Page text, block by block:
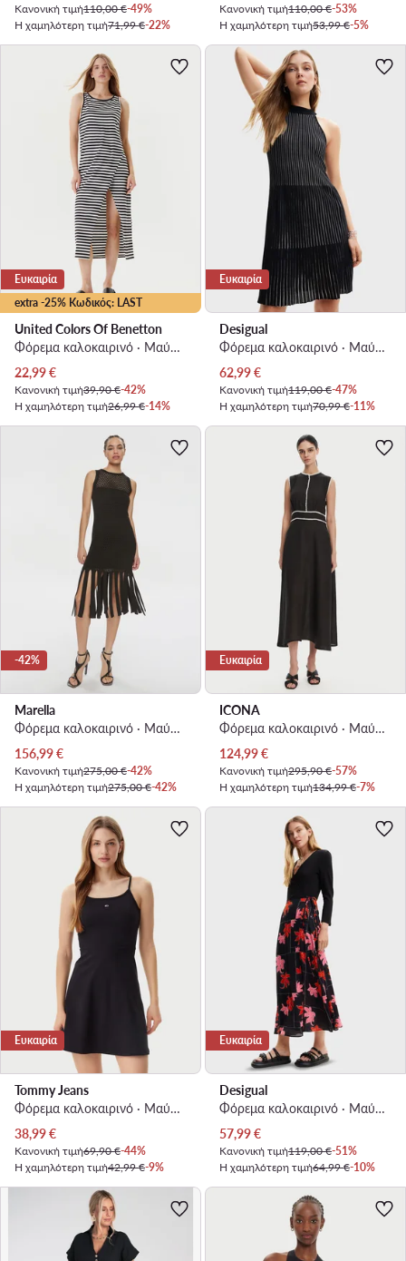
Κανονική τιμή110,00 €-49%
Η χαμηλότερη τιμή71,99 €-22%
Κανονική τιμή110,00 €-53%
Η χαμηλότερη τιμή53,99 €-5%
extra -25% Κωδικός: LAST
Ευκαιρία
United Colors Of Benetton
Φόρεμα καλοκαιρινό · Μαύρο · Midi
Τρέχουσα τιμή
22,99€
Κανονική τιμή39,90 €-42%
Η χαμηλότερη τιμή26,99 €-14%
Ευκαιρία
Desigual
Φόρεμα καλοκαιρινό · Μαύρο · Mini
Τρέχουσα τιμή
62,99€
Κανονική τιμή119,00 €-47%
Η χαμηλότερη τιμή70,99 €-11%
-42%
Marella
Φόρεμα καλοκαιρινό · Μαύρο · Midi
Τρέχουσα τιμή
156,99€
Κανονική τιμή275,00 €-42%
Η χαμηλότερη τιμή275,00 €-42%
Ευκαιρία
ICONA
Φόρεμα καλοκαιρινό · Μαύρο · Midi
Τρέχουσα τιμή
124,99€
Κανονική τιμή295,90 €-57%
Η χαμηλότερη τιμή134,99 €-7%
Ευκαιρία
Tommy Jeans
Φόρεμα καλοκαιρινό · Μαύρο · Mini
Τρέχουσα τιμή
38,99€
Κανονική τιμή69,90 €-44%
Η χαμηλότερη τιμή42,99 €-9%
Ευκαιρία
Desigual
Φόρεμα καλοκαιρινό · Μαύρο · Midi
Τρέχουσα τιμή
57,99€
Κανονική τιμή119,00 €-51%
Η χαμηλότερη τιμή64,99 €-10%